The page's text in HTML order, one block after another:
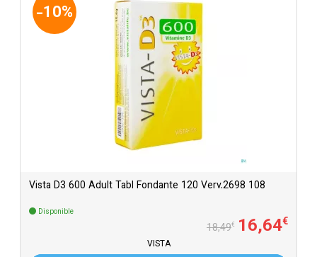
-10%
Vista D3 600 Adult Tabl Fondante 120 Verv.2698 108
Disponible
18,49€ 16,64€
VISTA